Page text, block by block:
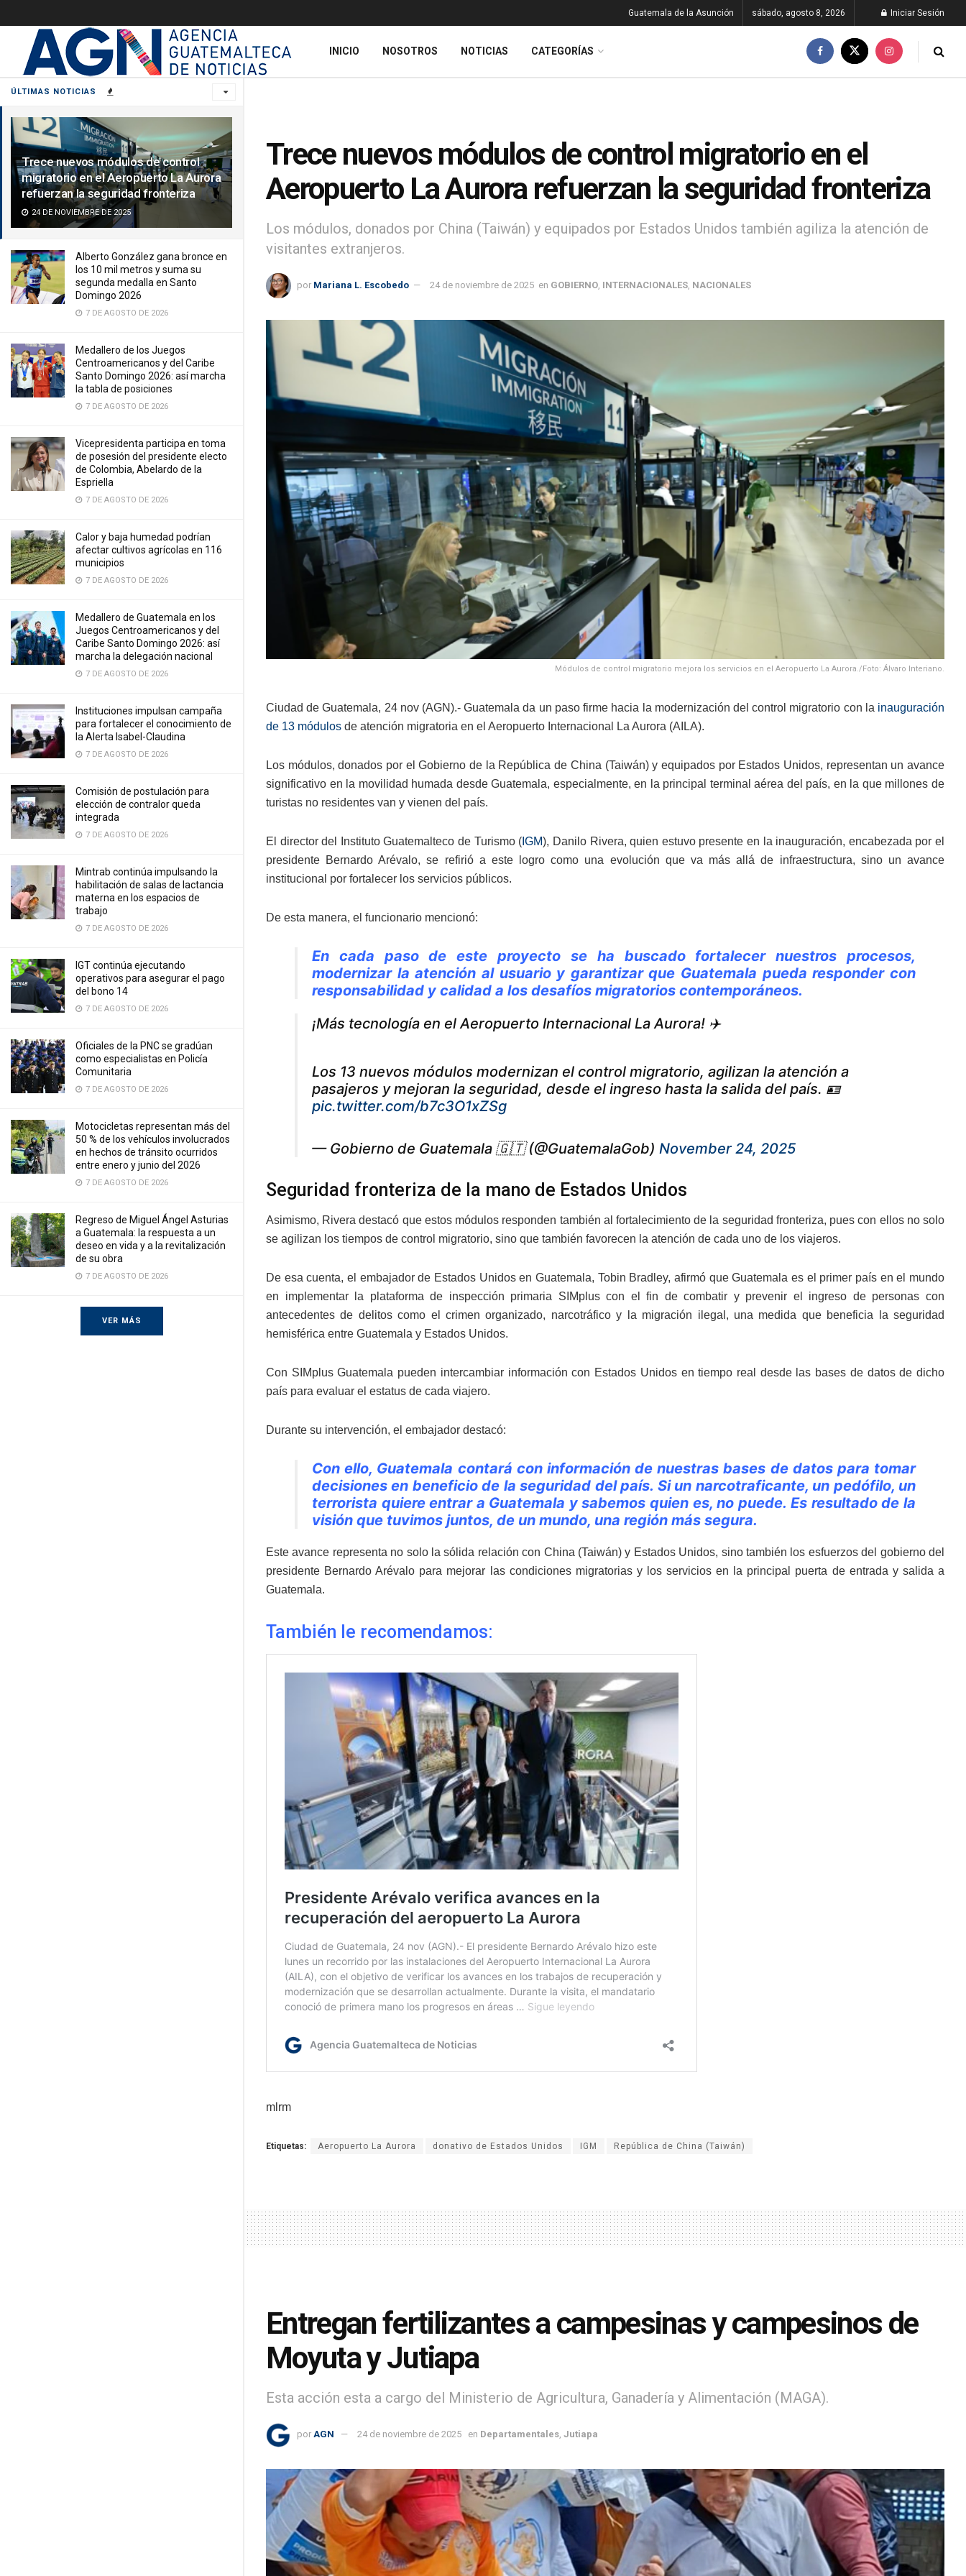
ÚLTIMAS NOTICIAS
Trece nuevos módulos de control
migratorio en el Aeropuerto La Aurora
refuerzan la seguridad fronteriza
24 DE NOVIEMBRE DE 2025
Alberto González gana bronce en
los 10 mil metros y suma su
segunda medalla en Santo
Domingo 2026
7 DE AGOSTO DE 2026
Medallero de los Juegos
Centroamericanos y del Caribe
Santo Domingo 2026: así marcha
la tabla de posiciones
7 DE AGOSTO DE 2026
Vicepresidenta participa en toma
de posesión del presidente electo
de Colombia, Abelardo de la
Espriella
7 DE AGOSTO DE 2026
Calor y baja humedad podrían
afectar cultivos agrícolas en 116
municipios
7 DE AGOSTO DE 2026
Medallero de Guatemala en los
Juegos Centroamericanos y del
Caribe Santo Domingo 2026: así
marcha la delegación nacional
7 DE AGOSTO DE 2026
Instituciones impulsan campaña
para fortalecer el conocimiento de
la Alerta Isabel-Claudina
7 DE AGOSTO DE 2026
Comisión de postulación para
elección de contralor queda
integrada
7 DE AGOSTO DE 2026
Mintrab continúa impulsando la
habilitación de salas de lactancia
materna en los espacios de
trabajo
7 DE AGOSTO DE 2026
IGT continúa ejecutando
operativos para asegurar el pago
del bono 14
7 DE AGOSTO DE 2026
Oficiales de la PNC se gradúan
como especialistas en Policía
Comunitaria
7 DE AGOSTO DE 2026
Motocicletas representan más del
50 % de los vehículos involucrados
en hechos de tránsito ocurridos
entre enero y junio del 2026
7 DE AGOSTO DE 2026
Regreso de Miguel Ángel Asturias
a Guatemala: la respuesta a un
deseo en vida y a la revitalización
de su obra
7 DE AGOSTO DE 2026
VER MÁS
Guatemala de la Asunción sábado, agosto 8, 2026 Iniciar Sesión
INICIO NOSOTROS NOTICIAS CATEGORÍAS
Trece nuevos módulos de control migratorio en el
Aeropuerto La Aurora refuerzan la seguridad fronteriza
Los módulos, donados por China (Taiwán) y equipados por Estados Unidos también agiliza la atención de
visitantes extranjeros.
por Mariana L. Escobedo 24 de noviembre de 2025 en GOBIERNO INTERNACIONALES NACIONALES
Módulos de control migratorio mejora los servicios en el Aeropuerto La Aurora./Foto: Álvaro Interiano.
Ciudad de Guatemala, 24 nov (AGN).- Guatemala da un paso firme hacia la modernización del control migratorio con la inauguración
de 13 módulos de atención migratoria en el Aeropuerto Internacional La Aurora (AILA).
Los módulos, donados por el Gobierno de la República de China (Taiwán) y equipados por Estados Unidos, representan un avance
significativo en la movilidad humada desde Guatemala, especialmente, en la principal terminal aérea del país, en la que millones de
turistas no residentes van y vienen del país.
El director del Instituto Guatemalteco de Turismo ( IGM), Danilo Rivera, quien estuvo presente en la inauguración, encabezada por el
presidente Bernardo Arévalo, se refirió a este logro como una evolución que va más allá de infraestructura, sino un avance
institucional por fortalecer los servicios públicos.
De esta manera, el funcionario mencionó:
En cada paso de este proyecto se ha buscado fortalecer nuestros procesos,
modernizar la atención al usuario y garantizar que Guatemala pueda responder con
responsabilidad y calidad a los desafíos migratorios contemporáneos.
¡Más tecnología en el Aeropuerto Internacional La Aurora! ✈️
Los 13 nuevos módulos modernizan el control migratorio, agilizan la atención a
pasajeros y mejoran la seguridad, desde el ingreso hasta la salida del país. 🪪
pic.twitter.com/b7c3O1xZSg
— Gobierno de Guatemala 🇬🇹 (@GuatemalaGob) November 24, 2025
Seguridad fronteriza de la mano de Estados Unidos
Asimismo, Rivera destacó que estos módulos responden también al fortalecimiento de la seguridad fronteriza, pues con ellos no solo
se agilizan los tiempos de control migratorio, sino que también favorecen la atención de cada uno de los viajeros.
De esa cuenta, el embajador de Estados Unidos en Guatemala, Tobin Bradley, afirmó que Guatemala es el primer país en el mundo
en implementar la plataforma de inspección primaria SIMplus con el fin de combatir y prevenir el ingreso de personas con
antecedentes de delitos como el crimen organizado, narcotráfico y la migración ilegal, una medida que beneficia la seguridad
hemisférica entre Guatemala y Estados Unidos.
Con SIMplus Guatemala pueden intercambiar información con Estados Unidos en tiempo real desde las bases de datos de dicho
país para evaluar el estatus de cada viajero.
Durante su intervención, el embajador destacó:
Con ello, Guatemala contará con información de nuestras bases de datos para tomar
decisiones en beneficio de la seguridad del país. Si un narcotraficante, un pedófilo, un
terrorista quiere entrar a Guatemala y sabemos quien es, no puede.Es resultado de la
visión que tuvimos juntos, de un mundo, una región más segura.
Este avance representa no solo la sólida relación con China (Taiwán) y Estados Unidos, sino también los esfuerzos del gobierno del
presidente Bernardo Arévalo para mejorar las condiciones migratorias y los servicios en la principal puerta de entrada y salida a
Guatemala.
También le recomendamos:
mlrm
Etiquetas: Aeropuerto La Aurora donativo de Estados Unidos IGM República de China (Taiwán)
Entregan fertilizantes a campesinas y campesinos de
Moyuta y Jutiapa
Esta acción esta a cargo del Ministerio de Agricultura, Ganadería y Alimentación (MAGA).
por AGN 24 de noviembre de 2025 en Departamentales Jutiapa